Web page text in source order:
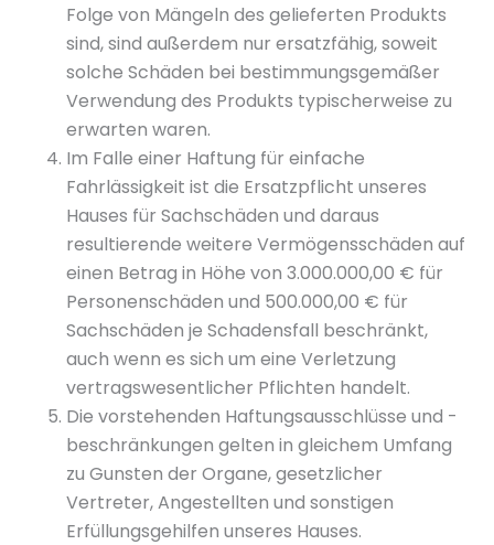
Folge von Mängeln des gelieferten Produkts
sind, sind außerdem nur ersatzfähig, soweit
solche Schäden bei bestimmungsgemäßer
Verwendung des Produkts typischerweise zu
erwarten waren.
Im Falle einer Haftung für einfache
Fahrlässigkeit ist die Ersatzpflicht unseres
Hauses für Sachschäden und daraus
resultierende weitere Vermögensschäden auf
einen Betrag in Höhe von 3.000.000,00 € für
Personenschäden und 500.000,00 € für
Sachschäden je Schadensfall beschränkt,
auch wenn es sich um eine Verletzung
vertragswesentlicher Pflichten handelt.
Die vorstehenden Haftungsausschlüsse und -
beschränkungen gelten in gleichem Umfang
zu Gunsten der Organe, gesetzlicher
Vertreter, Angestellten und sonstigen
Erfüllungsgehilfen unseres Hauses.